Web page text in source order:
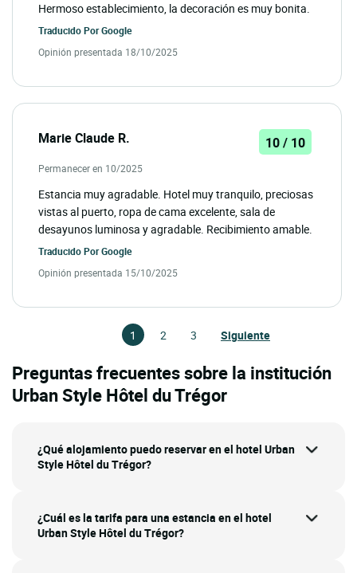
Hermoso establecimiento, la decoración es muy bonita.
Traducido PorGoogle
Opinión presentada 18/10/2025
Marie Claude R. 10 / 10
Permanecer en 10/2025
Estancia muy agradable. Hotel muy tranquilo, preciosas
vistas al puerto, ropa de cama excelente, sala de
desayunos luminosa y agradable. Recibimiento amable.
Traducido PorGoogle
Opinión presentada 15/10/2025
1 2 3 Siguiente
Preguntas frecuentes sobre la institución
Urban Style Hôtel du Trégor
¿Qué alojamiento puedo reservar en el hotel Urban
Style Hôtel du Trégor?
¿Cuál es la tarifa para una estancia en el hotel
Urban Style Hôtel du Trégor?